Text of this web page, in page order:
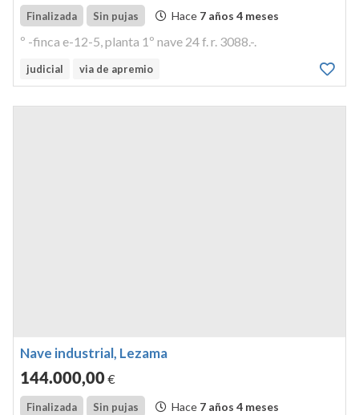
Finalizada Sin pujas Hace 7 años 4 meses
º -finca e-12-5, planta 1º nave 24 f. r. 3088.-.
judicial via de apremio
Nave industrial, Lezama
144.000,00€
Finalizada Sin pujas Hace 7 años 4 meses